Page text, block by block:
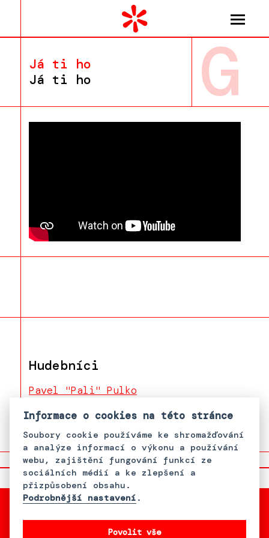
Já ti ho
Já ti ho
G
Hudebníci
Pavel "Pali" Pulko
Informace o cookies na této stránce
Soubory cookie používáme ke shromažďování
a analýze informací o výkonu a používání
webu, zajištění fungování funkcí ze
sociálních médií a ke zlepšení a
přizpůsobení obsahu.
Podrobnější nastavení .
Povolit vše